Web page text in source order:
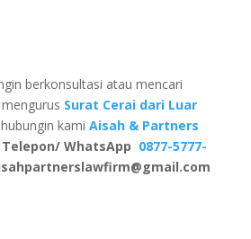
berkonsultasi atau mencari
Surat Cerai dari Luar
kamiAisah & Partners
Telepon/ WhatsApp 0877-5777-